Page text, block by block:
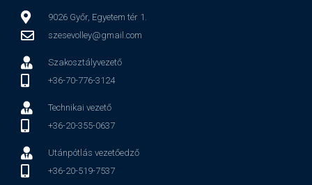
9026 Győr, Egyetem tér 1.
szesevolley@gmail.com
Szakosztályvezető
+36-70-776-3124
Technikai vezető
+36-20-355-0637
Utánpótlás vezetőedző
+36-20-519-7537